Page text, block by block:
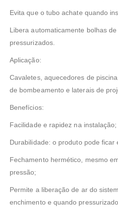
Evita que o tubo achate quando
Libera automaticamente bolhas
pressurizados.
Aplicação:
Cavaletes, aquecedores de
de bombeamento e laterais de
Benefícios:
Facilidade e rapidez na instalação;
Durabilidade: o produto pode ficar
Fechamento hermético, mesmo
pressão;
Permite a liberação de ar do
enchimento e quando